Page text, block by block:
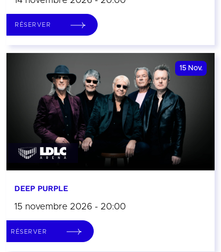
RÉSERVER
15 Nov.
DEEP PURPLE
15 novembre 2026 - 20:00
RÉSERVER